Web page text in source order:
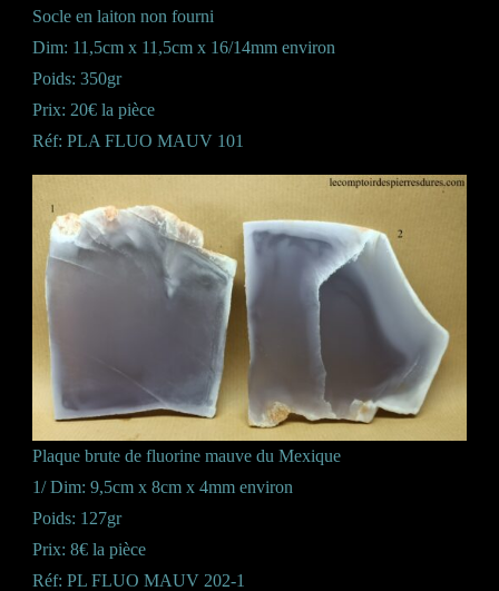
Socle en laiton non fourni
Dim: 11,5cm x 11,5cm x 16/14mm environ
Poids: 350gr
Prix: 20€ la pièce
Réf: PLA FLUO MAUV 101
Plaque brute de fluorine mauve du Mexique
1/ Dim: 9,5cm x 8cm x 4mm environ
Poids: 127gr
Prix: 8€ la pièce
Réf: PL FLUO MAUV 202-1